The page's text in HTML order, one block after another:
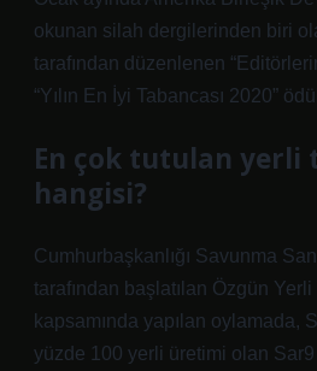
okunan silah dergilerinden biri
tarafından düzenlenen
“Yılın En İyi Tabancası 2020”
En çok tutulan yerli
hangisi?
Cumhurbaşkanlığı Savunma
tarafından başlatılan Özgün
kapsamında yapılan oylamada,
yüzde 100 yerli üretimi olan